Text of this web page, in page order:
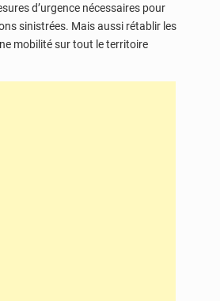
d’urgence nécessaires pour
sinistrées. Mais aussi rétablir les
mobilité sur tout le territoire